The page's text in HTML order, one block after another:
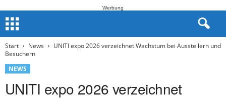
Werbung
Start News
UNITI expo 2026 verzeichnet Wachstum bei Ausstellern und
Besuchern
NEWS
UNITI expo 2026 verzeichnet